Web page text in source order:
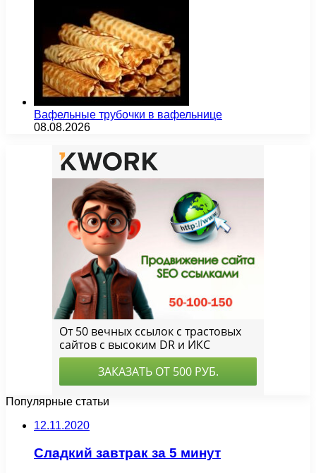
Вафельные трубочки в вафельнице
08.08.2026
Популярные статьи
12.11.2020
Сладкий завтрак за 5 минут